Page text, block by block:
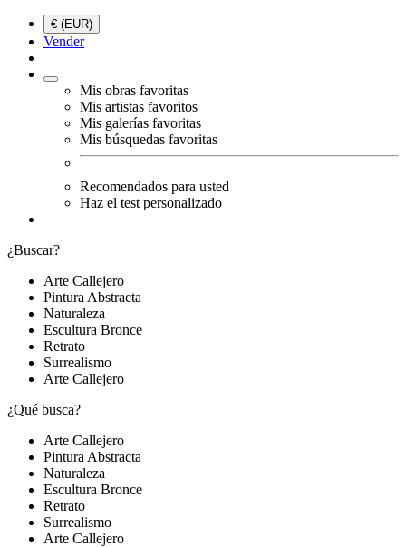
€ (EUR)
Vender
Mis obras favoritas
Mis artistas favoritos
Mis galerías favoritas
Mis búsquedas favoritas
Recomendados para usted
Haz el test personalizado
¿Buscar?
Arte Callejero
Pintura Abstracta
Naturaleza
Escultura Bronce
Retrato
Surrealismo
Arte Callejero
¿Qué busca?
Arte Callejero
Pintura Abstracta
Naturaleza
Escultura Bronce
Retrato
Surrealismo
Arte Callejero